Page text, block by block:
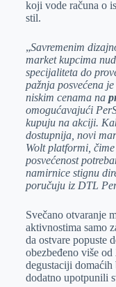
koji vode računa o
stil.
„Savremenim
market kupcima
specijaliteta do
pažnja posvećena
niskim cenama na
omogućavajući
kupuju na akciji.
dostupnija, novi
Wolt platformi,
posvećenost
namirnice stignu
poručuju iz DTL
Svečano otvaranje
aktivnostima samo
da ostvare popuste
obezbeđeno više
degustaciji
dodatno upotpunili